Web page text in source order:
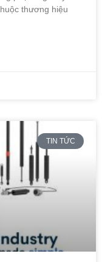
thương hiệu
TIN TỨC